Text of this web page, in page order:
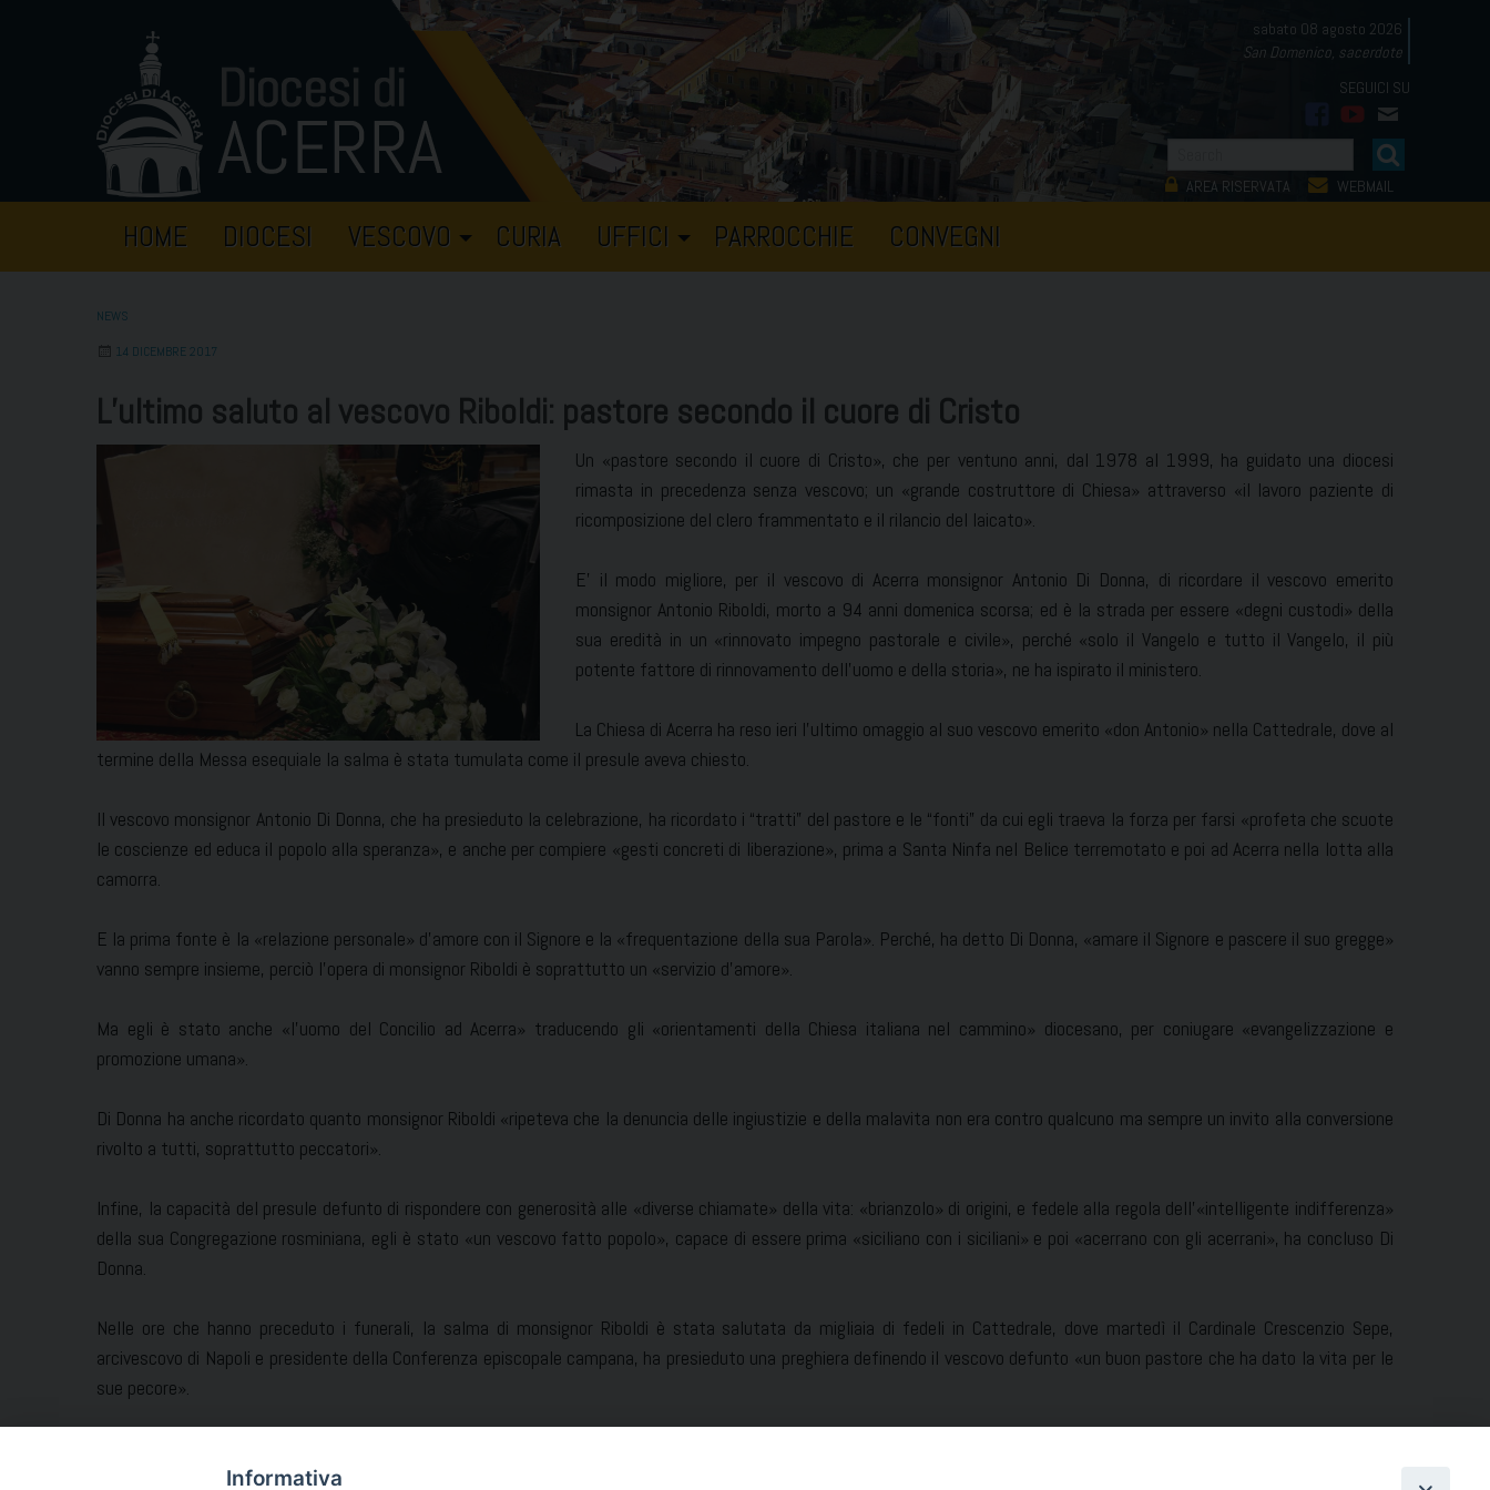
sabato 08 agosto 2026
San Domenico, sacerdote
facebook
youtube
mail
AREA RISERVATA WEBMAIL
HOME DIOCESI VESCOVO CURIA UFFICI PARROCCHIE CONVEGNI
NEWS
14 DICEMBRE 2017
L’ultimo saluto al vescovo Riboldi: pastore secondo il cuore di Cristo
Un «pastore secondo il cuore di Cristo», che per ventuno anni, dal 1978 al 1999, ha guidato una diocesi
rimasta in precedenza senza vescovo; un «grande costruttore di Chiesa» attraverso «il lavoro paziente di
ricomposizione del clero frammentato e il rilancio del laicato».
E’ il modo migliore, per il vescovo di Acerra monsignor Antonio Di Donna, di ricordare il vescovo emerito
monsignor Antonio Riboldi, morto a 94 anni domenica scorsa; ed è la strada per essere «degni custodi» della
sua eredità in un «rinnovato impegno pastorale e civile», perché «solo il Vangelo e tutto il Vangelo, il più
potente fattore di rinnovamento dell’uomo e della storia», ne ha ispirato il ministero.
La Chiesa di Acerra ha reso ieri l’ultimo omaggio al suo vescovo emerito «don Antonio» nella Cattedrale, dove al
termine della Messa esequiale la salma è stata tumulata come il presule aveva chiesto.
Il vescovo monsignor Antonio Di Donna, che ha presieduto la celebrazione, ha ricordato i “tratti” del pastore e le “fonti” da cui egli traeva la forza per farsi «profeta che scuote
le coscienze ed educa il popolo alla speranza», e anche per compiere «gesti concreti di liberazione», prima a Santa Ninfa nel Belice terremotato e poi ad Acerra nella lotta alla
camorra.
E la prima fonte è la «relazione personale» d’amore con il Signore e la «frequentazione della sua Parola». Perché, ha detto Di Donna, «amare il Signore e pascere il suo gregge»
vanno sempre insieme, perciò l’opera di monsignor Riboldi è soprattutto un «servizio d’amore».
Ma egli è stato anche «l’uomo del Concilio ad Acerra» traducendo gli «orientamenti della Chiesa italiana nel cammino» diocesano, per coniugare «evangelizzazione e
promozione umana».
Di Donna ha anche ricordato quanto monsignor Riboldi «ripeteva che la denuncia delle ingiustizie e della malavita non era contro qualcuno ma sempre un invito alla conversione
rivolto a tutti, soprattutto peccatori».
Infine, la capacità del presule defunto di rispondere con generosità alle «diverse chiamate» della vita: «brianzolo» di origini, e fedele alla regola dell’«intelligente indifferenza»
della sua Congregazione rosminiana, egli è stato «un vescovo fatto popolo», capace di essere prima «siciliano con i siciliani» e poi «acerrano con gli acerrani», ha concluso Di
Donna.
Nelle ore che hanno preceduto i funerali, la salma di monsignor Riboldi è stata salutata da migliaia di fedeli in Cattedrale, dove martedì il Cardinale Crescenzio Sepe,
arcivescovo di Napoli e presidente della Conferenza episcopale campana, ha presieduto una preghiera definendo il vescovo defunto «un buon pastore che ha dato la vita per le
sue pecore».
Informativa